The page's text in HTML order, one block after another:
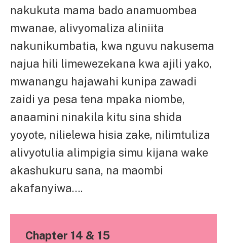
nakukuta mama bado anamuombea
mwanae, alivyomaliza aliniita
nakunikumbatia, kwa nguvu nakusema
najua hili limewezekana kwa ajili yako,
mwanangu hajawahi kunipa zawadi
zaidi ya pesa tena mpaka niombe,
anaamini ninakila kitu sina shida
yoyote, nilielewa hisia zake, nilimtuliza
alivyotulia alimpigia simu kijana wake
akashukuru sana, na maombi
akafanyiwa….
Chapter 14 & 15